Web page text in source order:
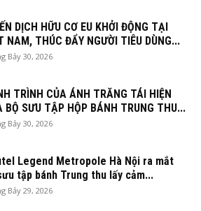
DỊCH HỮU CƠ EU KHỞI ĐỘNG TẠI
NAM, THÚC ĐẨY NGƯỜI TIÊU DÙNG...
Bảy 30, 2026
TRÌNH CỦA ÁNH TRĂNG TÁI HIỆN
BỘ SƯU TẬP HỘP BÁNH TRUNG THU...
Bảy 30, 2026
Legend Metropole Hà Nội ra mắt
tập bánh Trung thu lấy cảm...
Bảy 29, 2026